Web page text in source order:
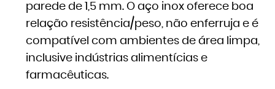
parede de 1,5 mm. O aço inox oferece boa
relação resistência/peso, não enferruja e é
compatível com ambientes de área limpa,
inclusive indústrias alimentícias e
farmacêuticas.